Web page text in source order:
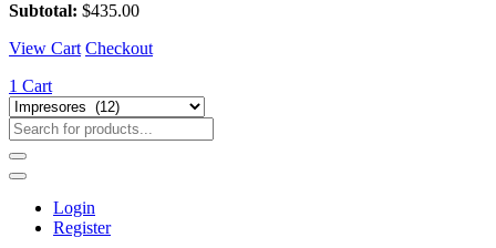
Subtotal: $435.00
View Cart Checkout
1 Cart
Login
Register